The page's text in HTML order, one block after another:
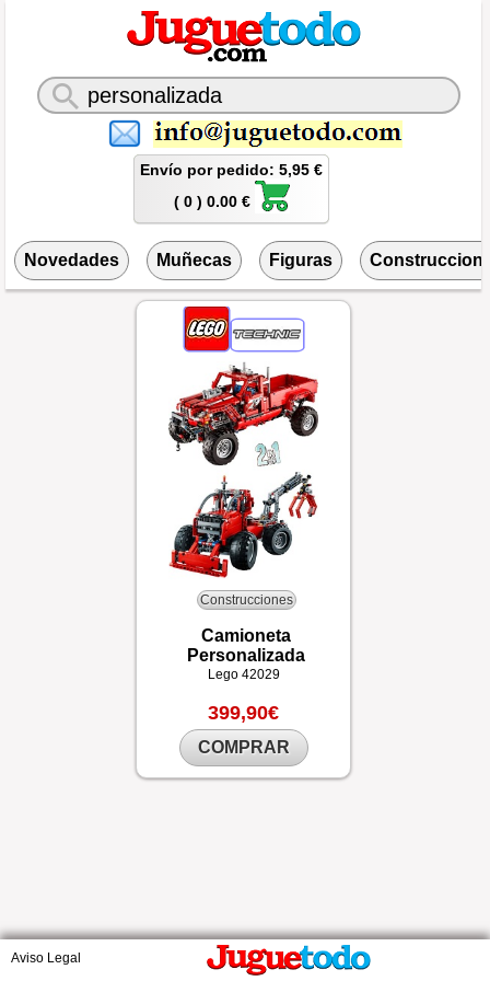
Envío por pedido: 5,95 €
( 0 ) 0.00 €
Novedades Muñecas Figuras
Construcciones
Camioneta
Personalizada
Lego 42029
399,90€
COMPRAR
Aviso Legal